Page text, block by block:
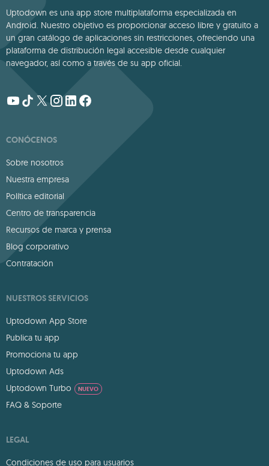
Uptodown es una app store multiplataforma especializada en
Android. Nuestro objetivo es proporcionar acceso libre y gratuito a
un gran catálogo de aplicaciones sin restricciones, ofreciendo una
plataforma de distribución legal accesible desde cualquier
navegador, así como a través de su app oficial.
CONÓCENOS
Sobre nosotros
Nuestra empresa
Política editorial
Centro de transparencia
Recursos de marca y prensa
Blog corporativo
Contratación
NUESTROS SERVICIOS
Uptodown App Store
Publica tu app
Promociona tu app
Uptodown Ads
Uptodown Turbo
NUEVO
FAQ & Soporte
LEGAL
Condiciones de uso para usuarios